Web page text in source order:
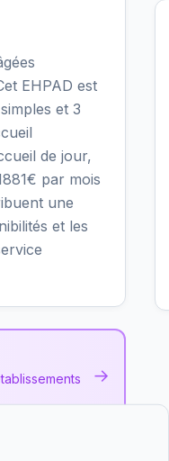
EHPAD est
et 3
de jour,
par mois
une
et les
→